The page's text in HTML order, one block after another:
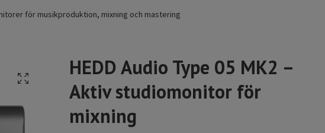
för musikproduktion, mixning och mastering
HEDD Audio Type 05 MK2 –
Aktiv studiomonitor för
mixning